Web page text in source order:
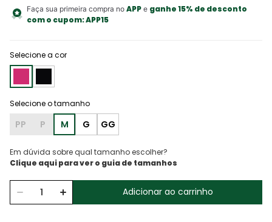
Faça sua primeira compra no APPe ganhe 15% de desconto
com o cupom:APP15
Selecione a cor
PP P M G GG
Em dúvida sobre qual tamanho escolher?
Adicionar ao carrinho